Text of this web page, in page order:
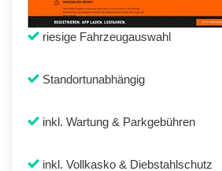
riesige Fahrzeugauswahl
Standortunabhängig
inkl. Wartung & Parkgebühren
inkl. Vollkasko & Diebstahlschutz